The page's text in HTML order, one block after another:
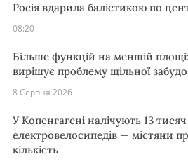
Росія вдарила балістикою по
08:20
Більше функцій на меншій
вирішує проблему щільної
8 Серпня 2026
У Копенгагені налічують 13
електровелосипедів — містяни
кількість